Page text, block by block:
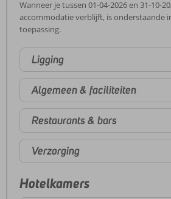
Wanneer je tussen 01-04-2026 en 31-10-
accommodatie verblijft, is onderstaande
toepassing.
Ligging
Algemeen & faciliteiten
Restaurants & bars
Verzorging
Hotelkamers